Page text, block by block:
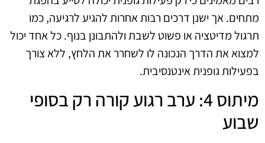
מתחים. אך ישנן דרכים רבות אחרות להגיע לרגיעה, כמו
תרגול מדיטציה או פשוט לשבת ולהתבונן בנוף. כל אחד יכול
למצוא את הדרך הנכונה לו לשחרר את הלחץ, ללא צורך
בפעילות גופנית אינטנסיבית.
מיתוס 4: ערב רגוע קורה רק בסופי
שבוע